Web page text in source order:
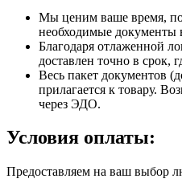
Мы ценим ваше время,
необходимые документы
Благодаря отлаженной
доставлен точно в срок,
Весь пакет документов
прилагается к товару.
через ЭДО.
Условия оплаты:
Предоставляем на ваш выбор